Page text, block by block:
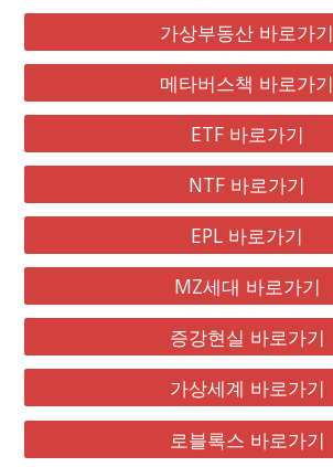
가상부동산 바로가기
메타버스책 바로가기
ETF 바로가기
NTF 바로가기
EPL 바로가기
MZ세대 바로가기
증강현실 바로가기
가상세계 바로가기
로블록스 바로가기